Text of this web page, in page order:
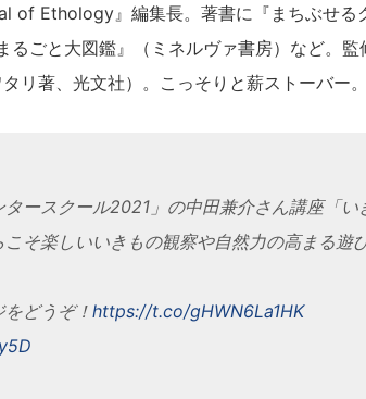
of Ethology』編集長。著書に『まちぶせる
るごと大図鑑』（ミネルヴァ書房）など。監
リ著、光文社）。こっそりと薪ストーバー。
タースクール2021」の中田兼介さん講座「
そ楽しいいきもの観察や自然力の高まる遊
どうぞ！https://t.co/gHWN6La1HK